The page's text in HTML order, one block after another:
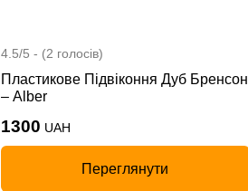
4.5/5 - (2 голосів)
Пластикове Підвіконня Дуб Бренсон
– Alber
1300 UAH
Переглянути